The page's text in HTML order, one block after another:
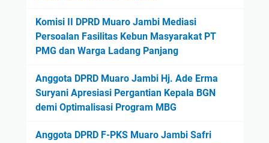
Komisi II DPRD Muaro Jambi Mediasi
Persoalan Fasilitas Kebun Masyarakat PT
PMG dan Warga Ladang Panjang
Anggota DPRD Muaro Jambi Hj. Ade Erma
Suryani Apresiasi Pergantian Kepala BGN
demi Optimalisasi Program MBG
Anggota DPRD F-PKS Muaro Jambi Safri